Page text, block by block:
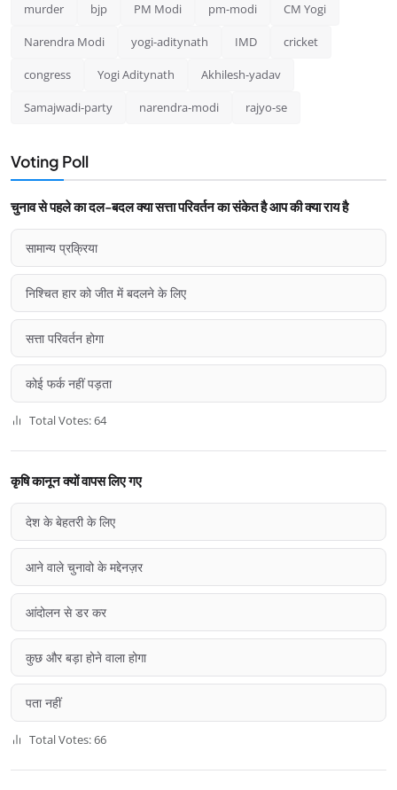
murder bjp PM Modi pm-modi CM Yogi
Narendra Modi yogi-aditynath IMD cricket
congress Yogi Aditynath Akhilesh-yadav
Samajwadi-party narendra-modi rajyo-se
Voting Poll
चुनाव से पहले का दल-बदल क्या सत्ता परिवर्तन का संकेत है आप की क्या राय है
सामान्य प्रक्रिया
निश्चित हार को जीत में बदलने के लिए
सत्ता परिवर्तन होगा
कोई फर्क नहीं पड़ता
Total Votes: 64
कृषि कानून क्यों वापस लिए गए
देश के बेहतरी के लिए
आने वाले चुनावो के मद्देनज़र
आंदोलन से डर कर
कुछ और बड़ा होने वाला होगा
पता नहीं
Total Votes: 66